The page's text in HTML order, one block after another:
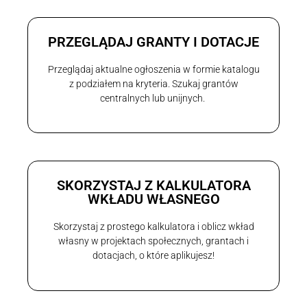
PRZEGLĄDAJ GRANTY I DOTACJE
Przeglądaj aktualne ogłoszenia w formie katalogu
z podziałem na kryteria. Szukaj grantów
centralnych lub unijnych.
SKORZYSTAJ Z KALKULATORA
WKŁADU WŁASNEGO
Skorzystaj z prostego kalkulatora i oblicz wkład
własny w projektach społecznych, grantach i
dotacjach, o które aplikujesz!